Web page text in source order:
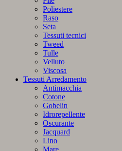
Poliestere
Raso
Seta
Tessuti tecnici
Tweed
Tulle
Velluto
Viscosa
Tessuti Arredamento
Antimacchia
Cotone
Gobelin
Idrorepellente
Oscurante
Jacquard
Lino
Mare